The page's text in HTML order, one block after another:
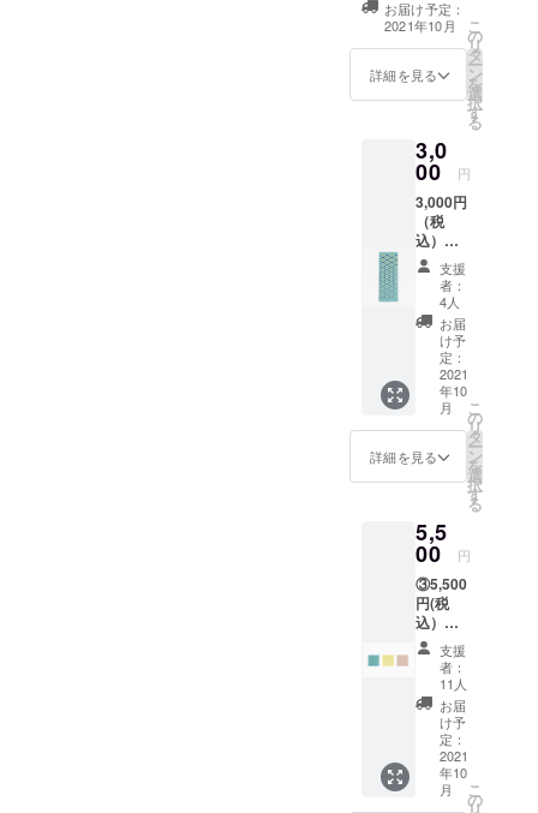
サービスに
よって、人
との繋がり
輪が広がっ
てほしい考
えていま
お届け予定：
2021年10月
詳細を見る
こ
の
リ
タ
ー
ン
を
選
択
す
る
3,0
00 円
3,000円
（税
込）・
・・
きょう
くるみ
のデザ
インを
用いた
「手拭
い」青
大き
100cm
生
地：二
重ガー
ゼ
CAMPF
IRE限定
で送料
無料で
す
支援
者：
4人
お届
け予
定：
2021
年10
月
詳細を見る
こ
の
リ
タ
ー
ン
を
選
択
す
る
5,5
00 円
③5,500
円(税
込）・
・・
きょう
くるみ1
枚 青・
黄・ピ
ンクの
３種類
の中か
らお選
支援
者：
11人
お届
け予
定：
2021
年10
月
こ
の